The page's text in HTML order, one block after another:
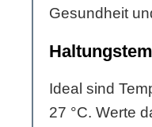
Gesundheit
Ideal sind
27 °C. Werte